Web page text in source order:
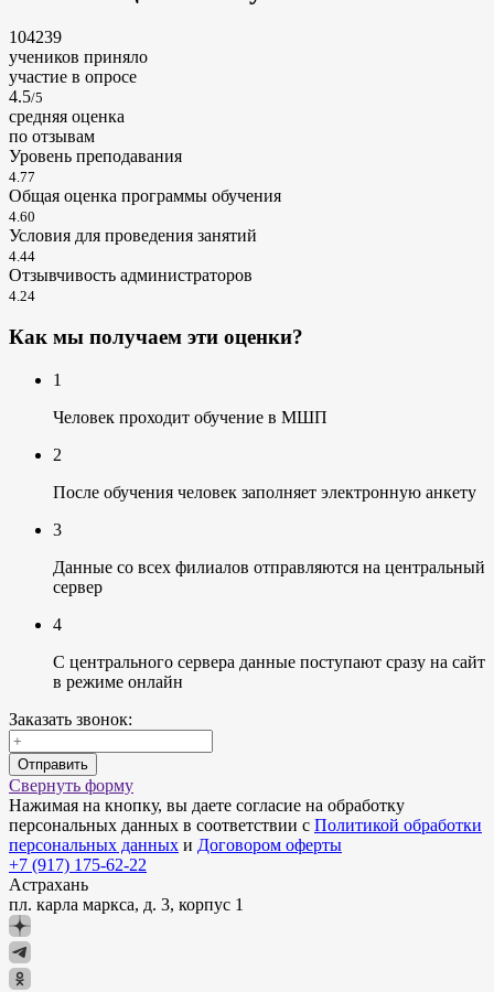
104239
учеников приняло
участие в опросе
4.5/5
cредняя оценка
по отзывам
Уровень преподавания
4.77
Общая оценка программы обучения
4.60
Условия для проведения занятий
4.44
Отзывчивость администраторов
4.24
Как мы получаем эти оценки?
1
Человек проходит обучение в МШП
2
После обучения человек заполняет электронную анкету
3
Данные со всех филиалов отправляются на центральный
сервер
4
С центрального сервера данные поступают сразу на сайт
в режиме онлайн
Заказать звонок:
Отправить
Свернуть форму
Нажимая на кнопку, вы даете согласие на обработку
персональных данных в соответствии с Политикой обработки
персональных данных и Договором оферты
+7 (917) 175-62-22
Астрахань
пл. карла маркса, д. 3, корпус 1